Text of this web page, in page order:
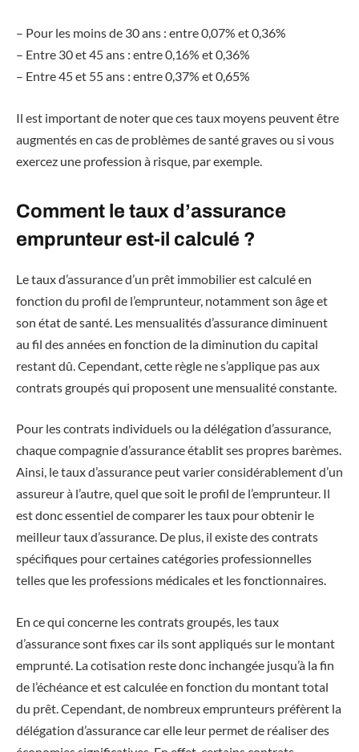
– Pour les moins de 30 ans : entre 0,07% et 0,36%
– Entre 30 et 45 ans : entre 0,16% et 0,36%
– Entre 45 et 55 ans : entre 0,37% et 0,65%
Il est important de noter que ces taux moyens peuvent être
augmentés en cas de problèmes de santé graves ou si vous
exercez une profession à risque, par exemple.
Comment le taux d’assurance
emprunteur est-il calculé ?
Le taux d’assurance d’un prêt immobilier est calculé en
fonction du profil de l’emprunteur, notamment son âge et
son état de santé. Les mensualités d’assurance diminuent
au fil des années en fonction de la diminution du capital
restant dû. Cependant, cette règle ne s’applique pas aux
contrats groupés qui proposent une mensualité constante.
Pour les contrats individuels ou la délégation d’assurance,
chaque compagnie d’assurance établit ses propres barèmes.
Ainsi, le taux d’assurance peut varier considérablement d’un
assureur à l’autre, quel que soit le profil de l’emprunteur. Il
est donc essentiel de comparer les taux pour obtenir le
meilleur taux d’assurance. De plus, il existe des contrats
spécifiques pour certaines catégories professionnelles
telles que les professions médicales et les fonctionnaires.
En ce qui concerne les contrats groupés, les taux
d’assurance sont fixes car ils sont appliqués sur le montant
emprunté. La cotisation reste donc inchangée jusqu’à la fin
de l’échéance et est calculée en fonction du montant total
du prêt. Cependant, de nombreux emprunteurs préfèrent la
délégation d’assurance car elle leur permet de réaliser des